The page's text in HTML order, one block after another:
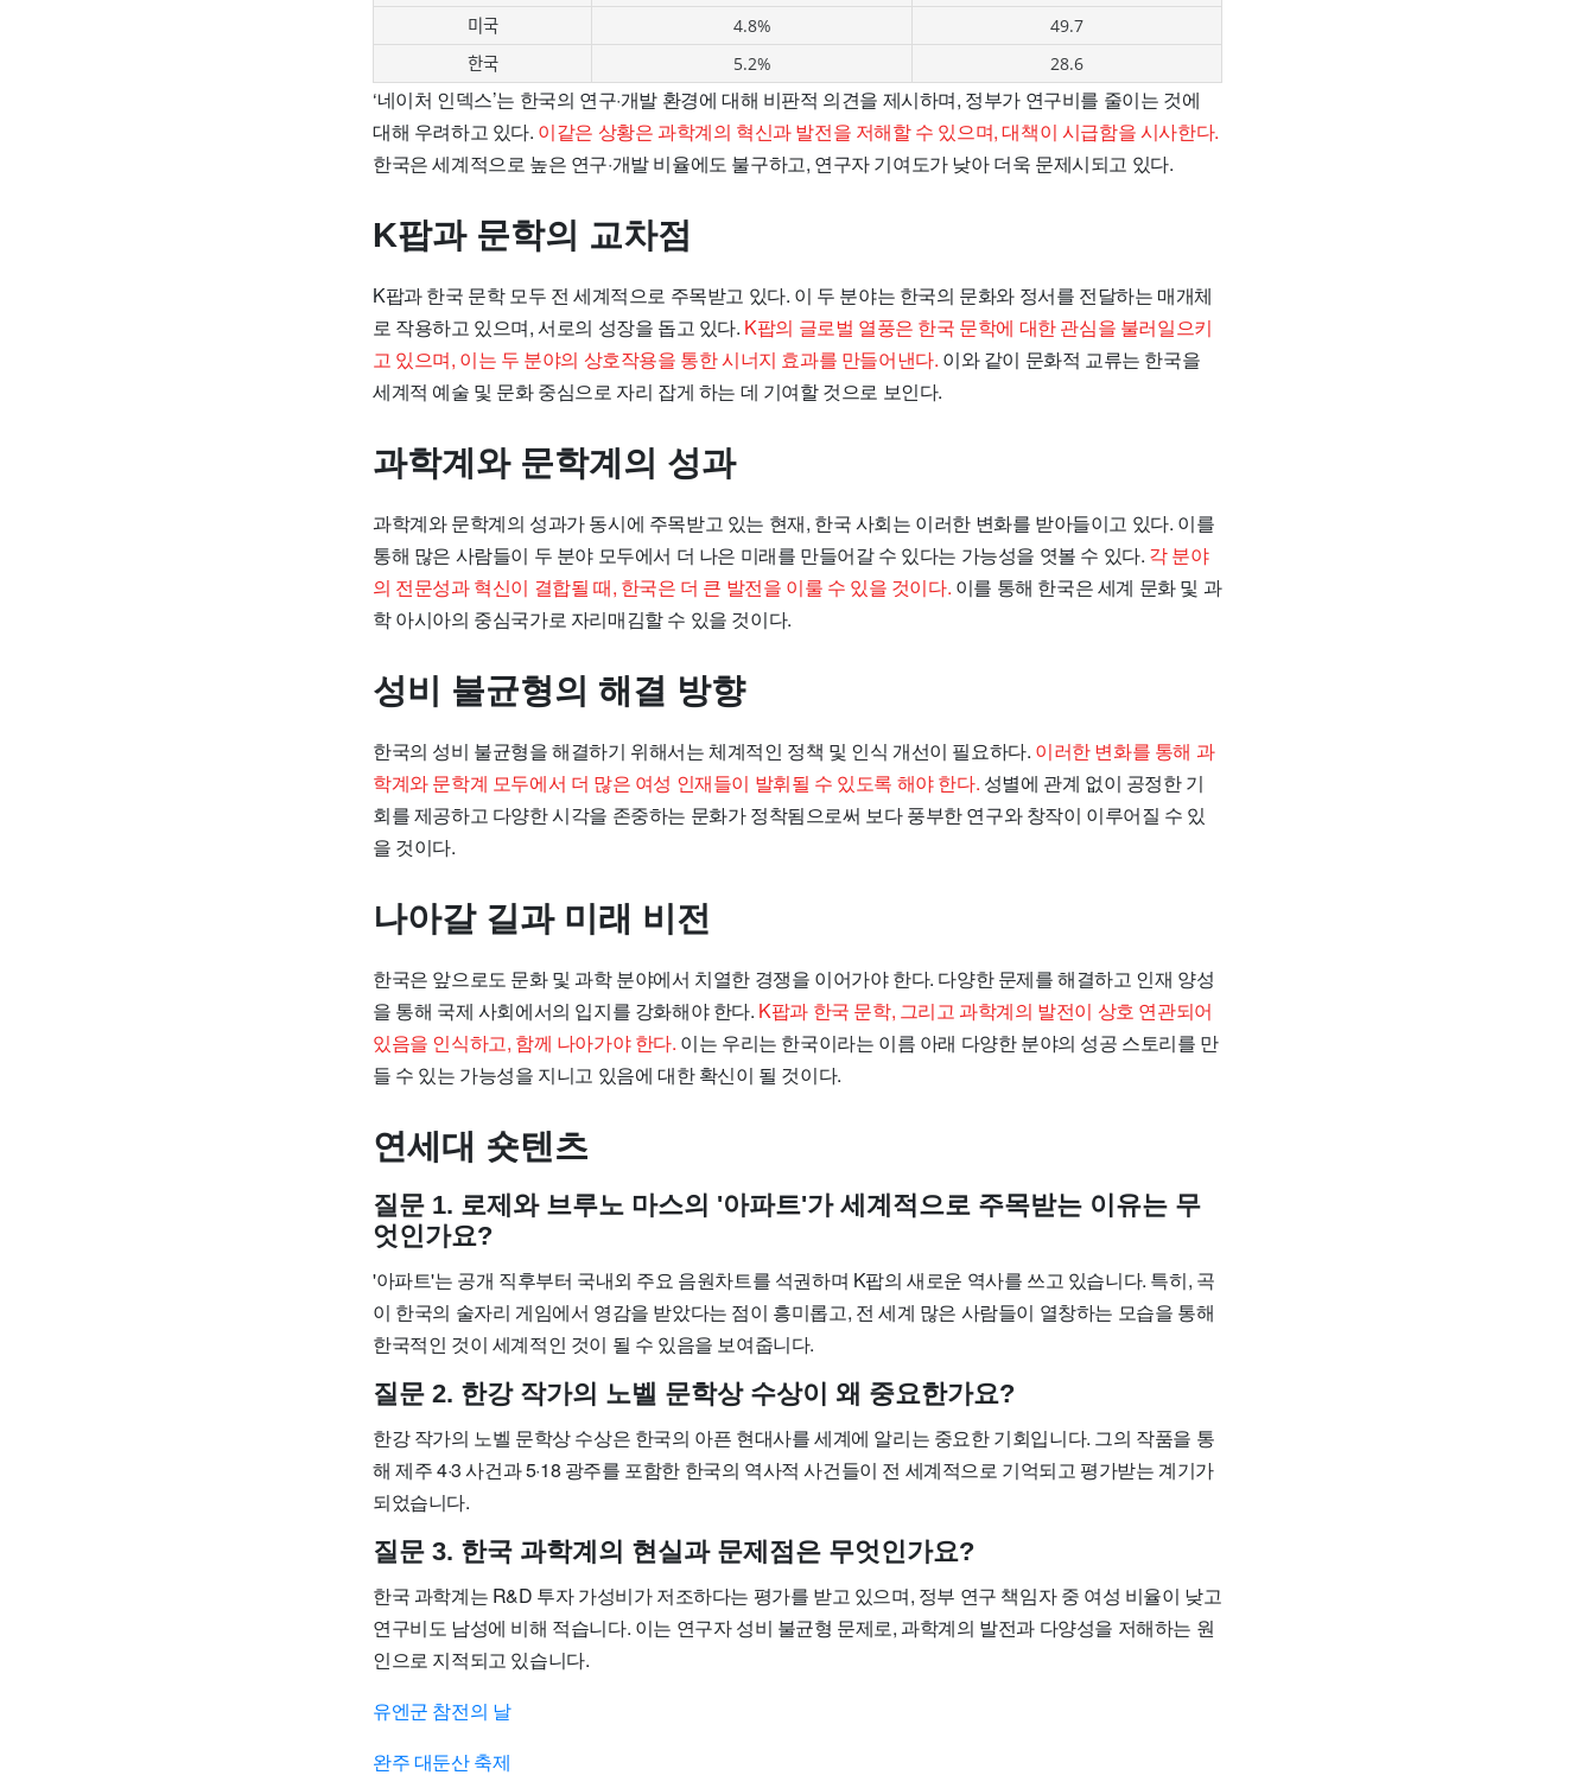
미국
4.8%
49.7
한국
5.2% 28.6
‘네이처 인덱스’는 한국의 연구·개발 환경에 대해 비판적 의견을 제시하며, 정부가 연구비를 줄이는 것에
대해 우려하고 있다. 이같은 상황은 과학계의 혁신과 발전을 저해할 수 있으며, 대책이 시급함을 시사한다.
한국은 세계적으로 높은 연구·개발 비율에도 불구하고, 연구자 기여도가 낮아 더욱 문제시되고 있다.
K팝과 문학의 교차점
K팝과 한국 문학 모두 전 세계적으로 주목받고 있다. 이 두 분야는 한국의 문화와 정서를 전달하는 매개체
로 작용하고 있으며, 서로의 성장을 돕고 있다. K팝의 글로벌 열풍은 한국 문학에 대한 관심을 불러일으키
고 있으며, 이는 두 분야의 상호작용을 통한 시너지 효과를 만들어낸다. 이와 같이 문화적 교류는 한국을
세계적 예술 및 문화 중심으로 자리 잡게 하는 데 기여할 것으로 보인다.
과학계와 문학계의 성과
과학계와 문학계의 성과가 동시에 주목받고 있는 현재, 한국 사회는 이러한 변화를 받아들이고 있다. 이를
통해 많은 사람들이 두 분야 모두에서 더 나은 미래를 만들어갈 수 있다는 가능성을 엿볼 수 있다. 각 분야
의 전문성과 혁신이 결합될 때, 한국은 더 큰 발전을 이룰 수 있을 것이다. 이를 통해 한국은 세계 문화 및 과
학 아시아의 중심국가로 자리매김할 수 있을 것이다.
성비 불균형의 해결 방향
한국의 성비 불균형을 해결하기 위해서는 체계적인 정책 및 인식 개선이 필요하다. 이러한 변화를 통해 과
학계와 문학계 모두에서 더 많은 여성 인재들이 발휘될 수 있도록 해야 한다. 성별에 관계 없이 공정한 기
회를 제공하고 다양한 시각을 존중하는 문화가 정착됨으로써 보다 풍부한 연구와 창작이 이루어질 수 있
을 것이다.
나아갈 길과 미래 비전
한국은 앞으로도 문화 및 과학 분야에서 치열한 경쟁을 이어가야 한다. 다양한 문제를 해결하고 인재 양성
을 통해 국제 사회에서의 입지를 강화해야 한다. K팝과 한국 문학, 그리고 과학계의 발전이 상호 연관되어
있음을 인식하고, 함께 나아가야 한다. 이는 우리는 한국이라는 이름 아래 다양한 분야의 성공 스토리를 만
들 수 있는 가능성을 지니고 있음에 대한 확신이 될 것이다.
연세대 숏텐츠
질문 1. 로제와 브루노 마스의 '아파트'가 세계적으로 주목받는 이유는 무
엇인가요?
'아파트'는 공개 직후부터 국내외 주요 음원차트를 석권하며 K팝의 새로운 역사를 쓰고 있습니다. 특히, 곡
이 한국의 술자리 게임에서 영감을 받았다는 점이 흥미롭고, 전 세계 많은 사람들이 열창하는 모습을 통해
한국적인 것이 세계적인 것이 될 수 있음을 보여줍니다.
질문 2. 한강 작가의 노벨 문학상 수상이 왜 중요한가요?
한강 작가의 노벨 문학상 수상은 한국의 아픈 현대사를 세계에 알리는 중요한 기회입니다. 그의 작품을 통
해 제주 4·3 사건과 5·18 광주를 포함한 한국의 역사적 사건들이 전 세계적으로 기억되고 평가받는 계기가
되었습니다.
질문 3. 한국 과학계의 현실과 문제점은 무엇인가요?
한국 과학계는 R&D 투자 가성비가 저조하다는 평가를 받고 있으며, 정부 연구 책임자 중 여성 비율이 낮고
연구비도 남성에 비해 적습니다. 이는 연구자 성비 불균형 문제로, 과학계의 발전과 다양성을 저해하는 원
인으로 지적되고 있습니다.
유엔군 참전의 날
완주 대둔산 축제